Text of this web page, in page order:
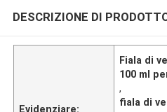
DESCRIZIONE DI
Evidenziare:
Fiala di
100 ml
,
fiala di